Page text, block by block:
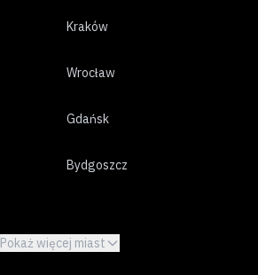
Kraków
Wrocław
Gdańsk
Bydgoszcz
Gdynia
Pokaż więcej miast